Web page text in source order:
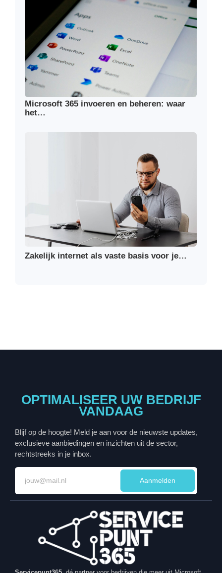
Microsoft 365 invoeren en beheren: waar
het…
Zakelijk internet als vaste basis voor je…
OPTIMALISEER UW BEDRIJF
VANDAAG
Blijf op de hoogte! Meld je aan voor de nieuwste updates,
exclusieve aanbiedingen en inzichten uit de sector,
rechtstreeks in je inbox.
Aanmelden